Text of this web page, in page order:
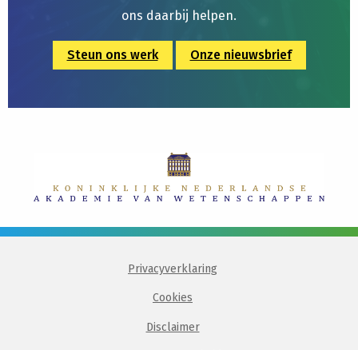
ons daarbij helpen.
Steun ons werk Onze nieuwsbrief
Privacyverklaring
Cookies
Disclaimer